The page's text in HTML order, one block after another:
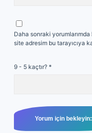
Daha sonraki
site adresim bu tarayıcıya
9 - 5 kaçtır? *